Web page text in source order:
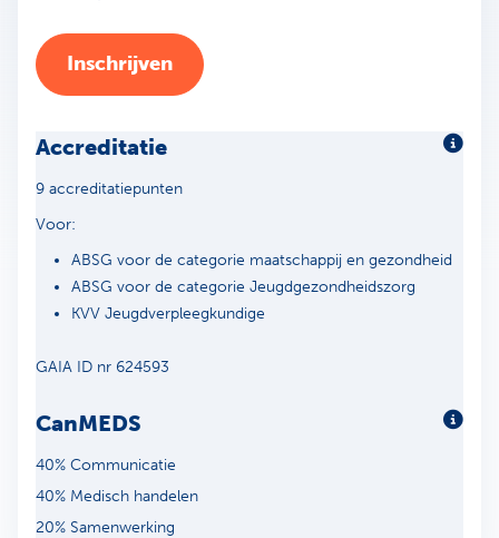
Inschrijven
Accreditatie
9 accreditatiepunten
Voor:
ABSG voor de categorie maatschappij en gezondheid
ABSG voor de categorie Jeugdgezondheidszorg
KVV Jeugdverpleegkundige
GAIA ID nr 624593
CanMEDS
40% Communicatie
40% Medisch handelen
20% Samenwerking